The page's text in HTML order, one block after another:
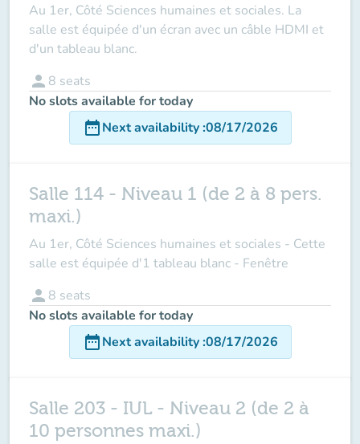
Au 1er, Côté Sciences humaines et sociales. La
salle est équipée d'un écran avec un câble HDMI et
d'un tableau blanc.
person 8 seats
No slots available for today
date_rangeNext availability:08/17/2026
Salle 114 - Niveau 1 (de 2 à 8 pers.
maxi.)
Au 1er, Côté Sciences humaines et sociales - Cette
salle est équipée d'1 tableau blanc - Fenêtre
person 8 seats
No slots available for today
date_rangeNext availability:08/17/2026
Salle 203 - IUL - Niveau 2 (de 2 à
10 personnes maxi.)